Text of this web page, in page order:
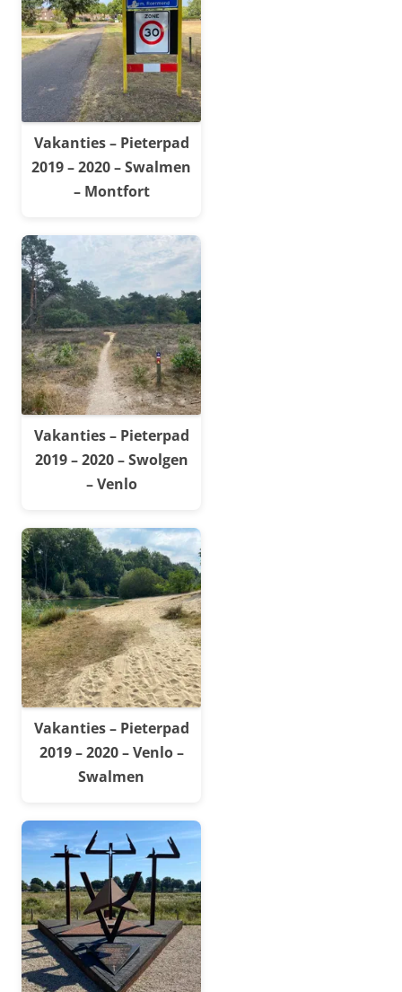
Vakanties – Pieterpad
2019 – 2020 – Swalmen
– Montfort
Vakanties – Pieterpad
2019 – 2020 – Swolgen
– Venlo
Vakanties – Pieterpad
2019 – 2020 – Venlo –
Swalmen